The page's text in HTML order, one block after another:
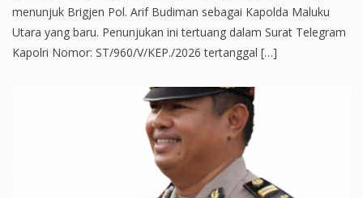
menunjuk Brigjen Pol. Arif Budiman sebagai Kapolda Maluku
Utara yang baru. Penunjukan ini tertuang dalam Surat Telegram
Kapolri Nomor: ST/960/V/KEP./2026 tertanggal […]